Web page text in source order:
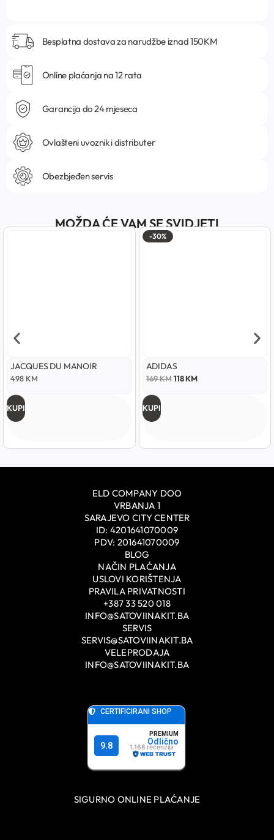
Besplatna dostava za narudžbe iznad 150KM
Online plaćanja na 12 rata
Garancija do 24 mjeseca
Ovlašteni uvoznik i distributer
Obezbjeđen servis
MOŽDA ĆE VAM SE SVIDJETI
JACQUES DU MANOIR
498 KM
KUPI
-30%
ADIDAS
169KM 118KM
KUPI
ELD COMPANY DOO
VRBANJA 1
SARAJEVO CITY CENTER
ID: 4201641070009
PDV: 201641070009
BLOG
NAČIN PLAĆANJA
USLOVI KORIŠTENJA
PRAVILA PRIVATNOSTI
+387 33 520 018
INFO@SATOVIINAKIT.BA
SERVIS
SERVIS@SATOVIINAKIT.BA
VELEPRODAJA
INFO@SATOVIINAKIT.BA
SIGURNO ONLINE PLAĆANJE